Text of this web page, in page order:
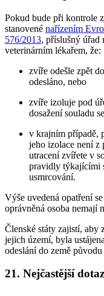
Pokud bude při kontrole
stanovené nařízením
576/2013, příslušný úřad
veterinárním lékařem, že:
zvíře odešle zpět
odesláno, nebo
zvíře izoluje pod
dosažení souladu
v krajním případě,
jeho izolace není
utracení zvířete v
pravidly týkajícími
usmrcování.
Výše uvedená opatření
oprávněná osoba nemají
Členské státy zajistí, aby
jejich území, byla
odeslání do země
21. Nejčastější